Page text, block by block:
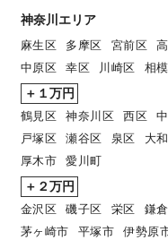
神奈川エリア
麻生区
多摩区 宮前区
中原区
幸区 川崎区
相
＋１万円
鶴見区
神奈川区 西区
戸塚区
瀬谷区 泉区 大
厚木市
愛川町
＋２万円
金沢区
磯子区 栄区 鎌
茅ヶ崎市
平塚市 伊勢原